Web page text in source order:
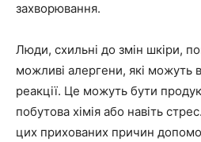
захворювання.
Люди, схильні до змін шкіри,
можливі алергени, які можуть
реакції. Це можуть бути
побутова хімія або навіть
цих прихованих причин